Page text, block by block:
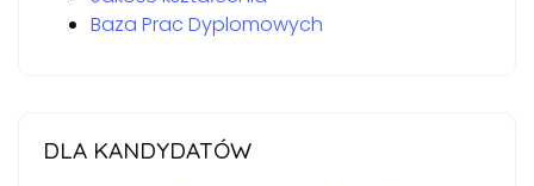
Baza Prac Dyplomowych
DLA KANDYDATÓW